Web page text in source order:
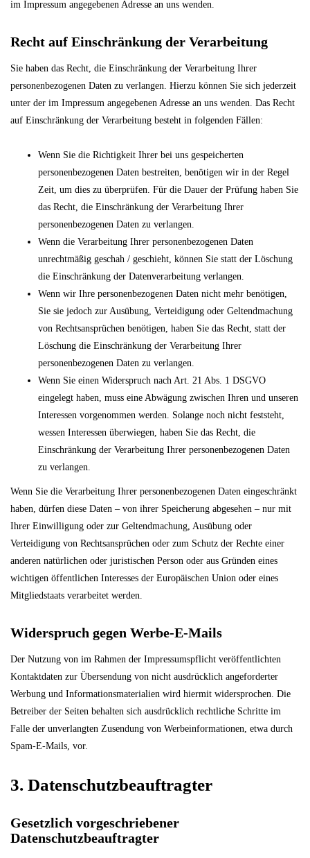
im Impressum angegebenen Adresse an uns wenden.
Recht auf Einschränkung der Verarbeitung
Sie haben das Recht, die Einschränkung der Verarbeitung Ihrer
personenbezogenen Daten zu verlangen. Hierzu können Sie sich jederzeit
unter der im Impressum angegebenen Adresse an uns wenden. Das Recht
auf Einschränkung der Verarbeitung besteht in folgenden Fällen:
Wenn Sie die Richtigkeit Ihrer bei uns gespeicherten
personenbezogenen Daten bestreiten, benötigen wir in der Regel
Zeit, um dies zu überprüfen. Für die Dauer der Prüfung haben Sie
das Recht, die Einschränkung der Verarbeitung Ihrer
personenbezogenen Daten zu verlangen.
Wenn die Verarbeitung Ihrer personenbezogenen Daten
unrechtmäßig geschah / geschieht, können Sie statt der Löschung
die Einschränkung der Datenverarbeitung verlangen.
Wenn wir Ihre personenbezogenen Daten nicht mehr benötigen,
Sie sie jedoch zur Ausübung, Verteidigung oder Geltendmachung
von Rechtsansprüchen benötigen, haben Sie das Recht, statt der
Löschung die Einschränkung der Verarbeitung Ihrer
personenbezogenen Daten zu verlangen.
Wenn Sie einen Widerspruch nach Art. 21 Abs. 1 DSGVO
eingelegt haben, muss eine Abwägung zwischen Ihren und unseren
Interessen vorgenommen werden. Solange noch nicht feststeht,
wessen Interessen überwiegen, haben Sie das Recht, die
Einschränkung der Verarbeitung Ihrer personenbezogenen Daten
zu verlangen.
Wenn Sie die Verarbeitung Ihrer personenbezogenen Daten eingeschränkt
haben, dürfen diese Daten – von ihrer Speicherung abgesehen – nur mit
Ihrer Einwilligung oder zur Geltendmachung, Ausübung oder
Verteidigung von Rechtsansprüchen oder zum Schutz der Rechte einer
anderen natürlichen oder juristischen Person oder aus Gründen eines
wichtigen öffentlichen Interesses der Europäischen Union oder eines
Mitgliedstaats verarbeitet werden.
Widerspruch gegen Werbe-E-Mails
Der Nutzung von im Rahmen der Impressumspflicht veröffentlichten
Kontaktdaten zur Übersendung von nicht ausdrücklich angeforderter
Werbung und Informationsmaterialien wird hiermit widersprochen. Die
Betreiber der Seiten behalten sich ausdrücklich rechtliche Schritte im
Falle der unverlangten Zusendung von Werbeinformationen, etwa durch
Spam-E-Mails, vor.
3. Datenschutzbeauftragter
Gesetzlich vorgeschriebener
Datenschutzbeauftragter